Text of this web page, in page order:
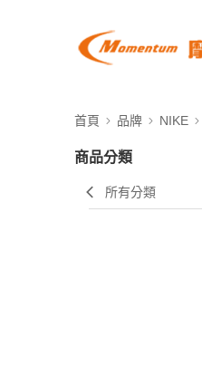
首頁 品牌 NIKE
商品分類
所有分類